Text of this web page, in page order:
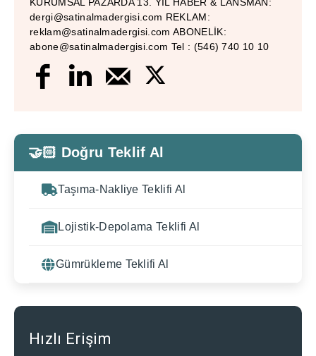
dergi@satinalmadergisi.com REKLAM:
reklam@satinalmadergisi.com ABONELİK:
abone@satinalmadergisi.com Tel : (546) 740 10 10
🤝🏻 Doğru Teklif Al
Taşıma-Nakliye Teklifi Al
Lojistik-Depolama Teklifi Al
Gümrükleme Teklifi Al
Hızlı Erişim